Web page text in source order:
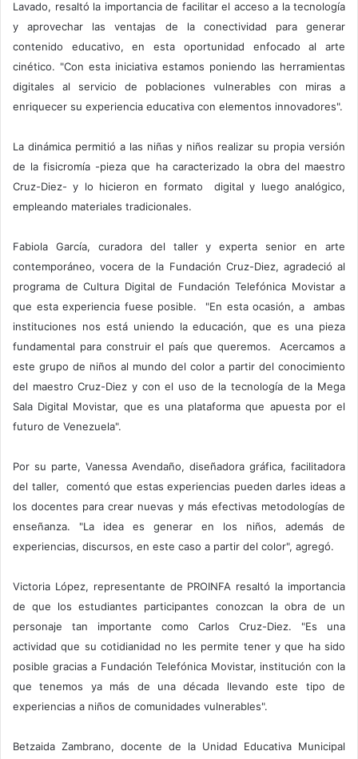
Lavado, resaltó la importancia de facilitar el acceso a la tecnología
y aprovechar las ventajas de la conectividad para generar
contenido educativo, en esta oportunidad enfocado al arte
cinético. "Con esta iniciativa estamos poniendo las herramientas
digitales al servicio de poblaciones vulnerables con miras a
enriquecer su experiencia educativa con elementos innovadores".
La dinámica permitió a las niñas y niños realizar su propia versión
de la fisicromía -pieza que ha caracterizado la obra del maestro
Cruz-Diez- y lo hicieron en formato digital y luego analógico,
empleando materiales tradicionales.
Fabiola García, curadora del taller y experta senior en arte
contemporáneo, vocera de la Fundación Cruz-Diez, agradeció al
programa de Cultura Digital de Fundación Telefónica Movistar a
que esta experiencia fuese posible. "En esta ocasión, a ambas
instituciones nos está uniendo la educación, que es una pieza
fundamental para construir el país que queremos. Acercamos a
este grupo de niños al mundo del color a partir del conocimiento
del maestro Cruz-Diez y con el uso de la tecnología de la Mega
Sala Digital Movistar, que es una plataforma que apuesta por el
futuro de Venezuela".
Por su parte, Vanessa Avendaño, diseñadora gráfica, facilitadora
del taller, comentó que estas experiencias pueden darles ideas a
los docentes para crear nuevas y más efectivas metodologías de
enseñanza. "La idea es generar en los niños, además de
experiencias, discursos, en este caso a partir del color", agregó.
Victoria López, representante de PROINFA resaltó la importancia
de que los estudiantes participantes conozcan la obra de un
personaje tan importante como Carlos Cruz-Diez. "Es una
actividad que su cotidianidad no les permite tener y que ha sido
posible gracias a Fundación Telefónica Movistar, institución con la
que tenemos ya más de una década llevando este tipo de
experiencias a niños de comunidades vulnerables".
Betzaida Zambrano, docente de la Unidad Educativa Municipal